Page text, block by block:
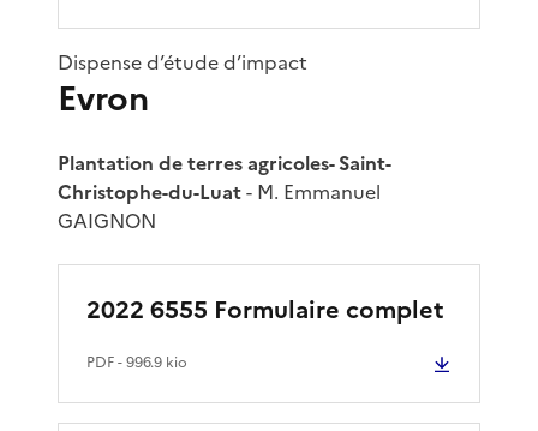
Dispense d’étude d’impact
Evron
Plantation de terres agricoles- Saint-
Christophe-du-Luat- M. Emmanuel
GAIGNON
2022 6555 Formulaire complet
PDF- 996.9 kio